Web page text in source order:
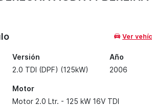
Ver
Versión
2.0 TDI (DPF) (125kW)
Año
2006
Motor
Motor 2.0 Ltr. - 125 kW 16V TDI